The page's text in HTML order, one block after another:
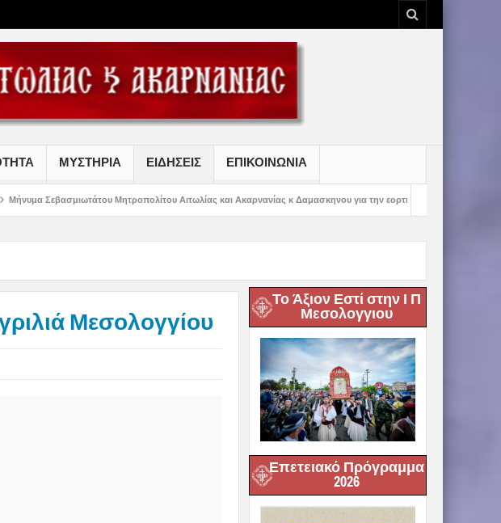
ΜΥΣΤΗΡΙΑ ΕΙΔΗΣΕΙΣ ΕΠΙΚΟΙΝΩΝΙΑ
Μητροπολίτου Αιτωλίας και Ακαρνανίας κ Δαμασκηνου για την εορτή της Μετραμορφώσεως του Κυρίου
Μεσολογγίου
Το Άξιον Εστί στην Ι Π
Μεσολογγιου
Επετειακό Πρόγραμμα
2026